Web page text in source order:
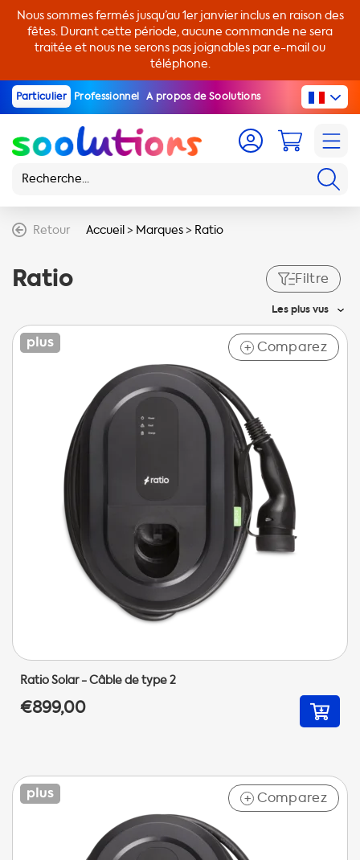
Nous sommes fermés jusqu’au 1er janvier inclus en raison des
fêtes. Durant cette période, aucune commande ne sera
traitée et nous ne serons pas joignables par e-mail ou
téléphone.
Particulier Professionnel A propos de Soolutions
Retour Accueil> Marques> Ratio
Ratio Filtre
Les plus vus
+ Comparez
Ratio Solar - Câble de type 2
€899,00
+ Comparez